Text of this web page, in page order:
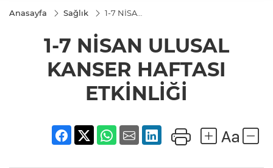
Anasayfa Sağlık
1-7 NİSAN
HAFTASI
ETKİNLİĞİ
1-7 NİSAN ULUSAL
KANSER HAFTASI
ETKİNLİĞİ